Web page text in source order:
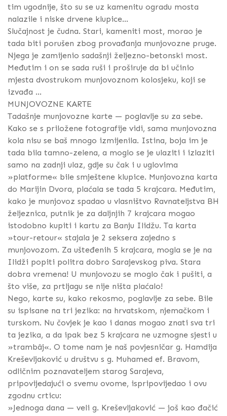
tim ugodnije, što su se uz kamenitu ogradu mosta
nalazile i niske drvene klupice...
Slučajnost je čudna. Stari, kameniti most, morao je
tada biti porušen zbog provađanja munjovozne pruge.
Njega je zamijenio sadašnji željezno-betonski most.
Međutim i on se sada ruši i proširuje da bi učinio
mjesta dvostrukom munjovoznom kolosjeku, koji se
izvađa ...
MUNJOVOZNE KARTE
Tadašnje munjovozne karte — poglavlje su za sebe.
Kako se s priložene fotografije vidi, sama munjovozna
kola nisu se baš mnogo izmijenila. Istina, boja im je
tada bila tamno-zelena, a moglo se je ulaziti i izlaziti
samo na zadnji ulaz, gdje su čak i u uglovima
»platforme« bile smještene klupice. Munjovozna karta
do Marijin Dvora, plaćala se tada 5 krajcara. Međutim,
kako je munjovoz spadao u vlasništvo Ravnateljstva BH
željeznica, putnik je za daljnjih 7 krajcara mogao
istodobno kupiti i kartu za Banju Ilidžu. Ta karta
»tour-retour« stajala je 2 seksera zajedno s
munjovozom. Za ušteđenih 5 krajcara, mogla se je na
Ilidži popiti politra dobro Sarajevskog piva. Stara
dobra vremena! U munjovozu se moglo čak i pušiti, a
što više, za prtljagu se nije ništa plaćalo!
Nego, karte su, kako rekosmo, poglavlje za sebe. Bile
su ispisane na tri jezika: na hrvatskom, njemačkom i
turskom. Nu čovjek je kao i danas mogao znati sva tri
ta jezika, a da ipak bez 5 krajcara ne uzmogne sjesti u
»trambâj«. O tome nam je naš povjesničar g. Hamdija
Kreševljaković u društvu s g. Muhamed ef. Bravom,
odličnim poznavateljem starog Sarajeva,
pripovijedajući o svemu ovome, ispripovijedao i ovu
zgodnu crticu:
»Jednoga dana — veli g. Kreševljaković — još kao đačić